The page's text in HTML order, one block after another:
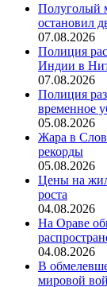
Полуголый
остановил
07.08.2026
Полиция
Индии в
07.08.2026
Полиция
временное
05.08.2026
Жара в
рекорды
05.08.2026
Цены на
роста
04.08.2026
На Ораве
04.08.2026
В
мировой